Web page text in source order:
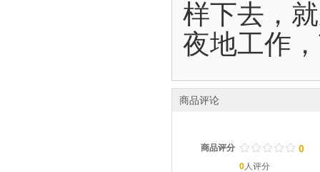
样下去，
夜地工作
商品评论
商品评分 / / / / /
. . . . . 0
0人评分